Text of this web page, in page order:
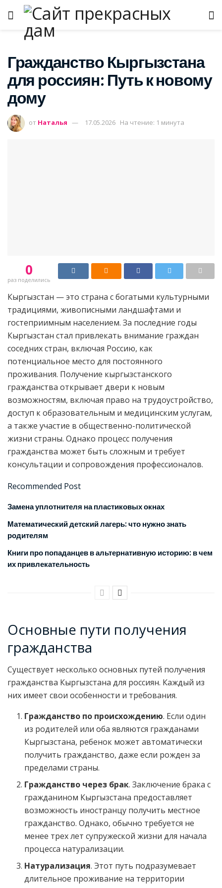
Гражданство Кыргызстана
для россиян: Путь к новому
дому
от Наталья 17.05.2026 На чтение: 1 минута
0
раз поделились
Кыргызстан — это страна с богатыми культурными
традициями, живописными ландшафтами и
гостеприимным населением. За последние годы
Кыргызстан стал привлекать внимание граждан
соседних стран, включая Россию, как
потенциальное место для постоянного
проживания. Получение кыргызстанского
гражданства открывает двери к новым
возможностям, включая право на трудоустройство,
доступ к образовательным и медицинским услугам,
а также участие в общественно-политической
жизни страны. Однако процесс получения
гражданства может быть сложным и требует
консультации и сопровождения профессионалов.
Recommended Post
Замена уплотнителя на пластиковых окнах
Математический детский лагерь: что нужно знать
родителям
Книги про попаданцев в альтернативную историю: в чем
их привлекательность
Основные пути получения
гражданства
Существует несколько основных путей получения
гражданства Кыргызстана для россиян. Каждый из
них имеет свои особенности и требования.
Гражданство по происхождению. Если один
из родителей или оба являются гражданами
Кыргызстана, ребенок может автоматически
получить гражданство, даже если рожден за
пределами страны.
Гражданство через брак. Заключение брака с
гражданином Кыргызстана предоставляет
возможность иностранцу получить местное
гражданство. Однако, обычно требуется не
менее трех лет супружеской жизни для начала
процесса натурализации.
Натурализация. Этот путь подразумевает
длительное проживание на территории